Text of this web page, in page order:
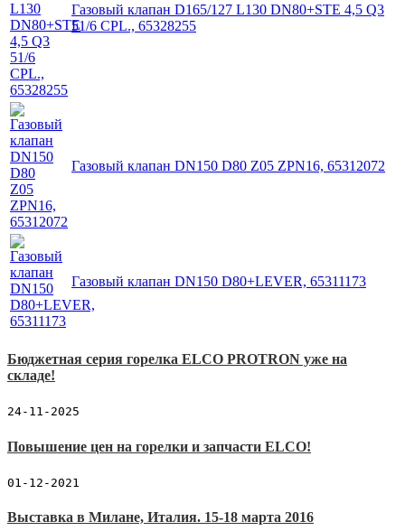
Газовый клапан D165/127 L130 DN80+STE 4,5 Q3
51/6 CPL., 65328255
Газовый клапан DN150 D80 Z05 ZPN16, 65312072
Газовый клапан DN150 D80+LEVER, 65311173
Бюджетная серия горелка ELCO PROTRON уже на
складе!
24-11-2025
Повышение цен на горелки и запчасти ELCO!
01-12-2021
Выставка в Милане, Италия. 15-18 марта 2016